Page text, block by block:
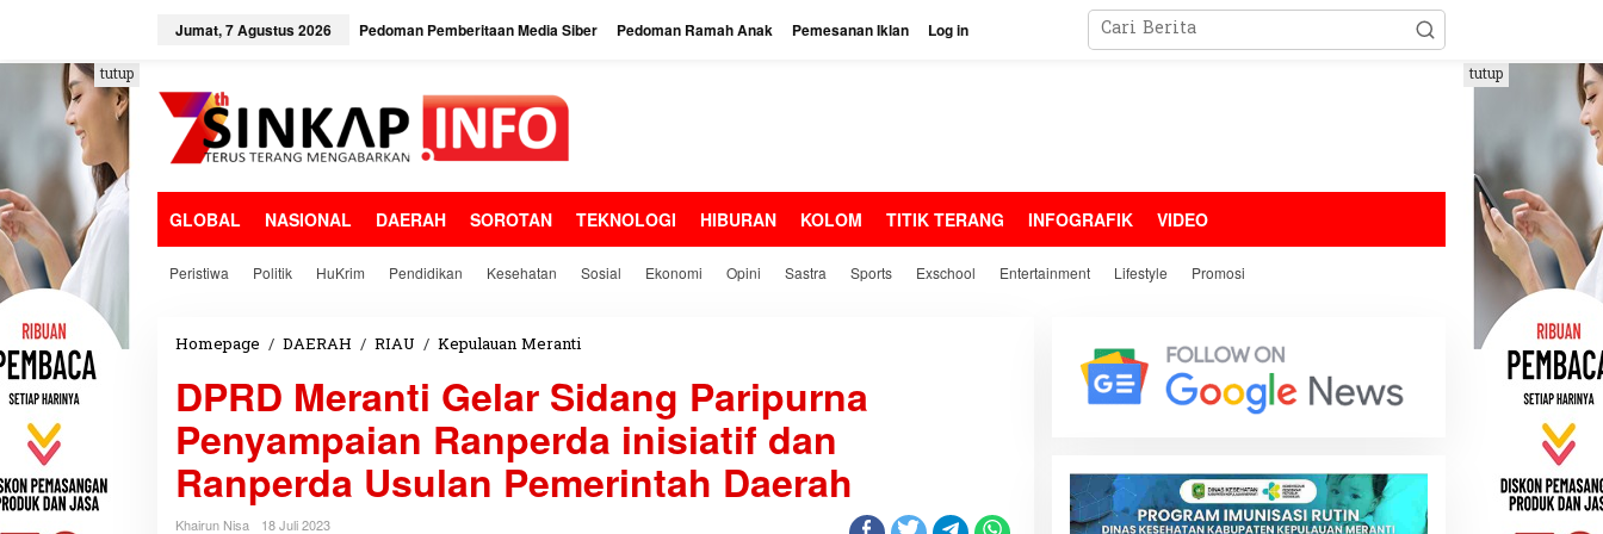
e
k
o
n
t
e
n
Jumat, 7 Agustus 2026 Pedoman Pemberitaan Media Siber Pedoman Ramah Anak Pemesanan Iklan Log in
GLOBAL NASIONAL DAERAH SOROTAN TEKNOLOGI HIBURAN KOLOM TITIK TERANG INFOGRAFIK VIDEO
Peristiwa Politik HuKrim Pendidikan Kesehatan Sosial Ekonomi Opini Sastra Sports Exschool Entertainment Lifestyle Promosi
tutup tutup
Homepage / DAERAH / RIAU / Kepulauan Meranti
R
D
M
e
r
a
DPRD Meranti Gelar Sidang Paripurna
Penyampaian Ranperda inisiatif dan
Ranperda Usulan Pemerintah Daerah
Khairun Nisa
18 Juli 2023